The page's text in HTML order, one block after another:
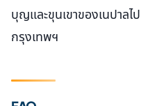
บุญและขุนเขาของเนปาลไ
กรุงเทพฯ